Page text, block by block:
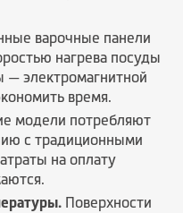
варочные панели
нагрева посуды
— электромагнитной
время.
модели потребляют
с традиционными
на оплату
Поверхности